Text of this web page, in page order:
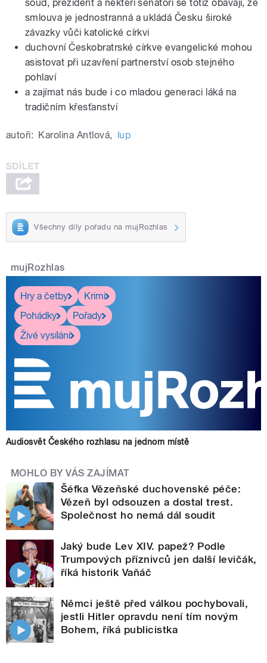
soud, prezident a někteří senátoři se totiž obávají, že
smlouva je jednostranná a ukládá Česku široké
závazky vůči katolické církvi
duchovní Českobratrské církve evangelické mohou
asistovat při uzavření partnerství osob stejného
pohlaví
a zajímat nás bude i co mladou generaci láká na
tradičním křesťanství
autoři: Karolina Antlová, lup
Všechny díly pořadu na mujRozhlas
mujRozhlas
Hry a četby
Krimi
Pohádky
Pořady
Živé vysílání
Audiosvět Českého rozhlasu na jednom místě
MOHLO BY VÁS ZAJÍMAT
Šéfka Vězeňské duchovenské péče:
Vězeň byl odsouzen a dostal trest.
Společnost ho nemá dál soudit
Jaký bude Lev XIV. papež? Podle
Trumpových příznivců jen další levičák,
říká historik Vaňáč
Němci ještě před válkou pochybovali,
jestli Hitler opravdu není tím novým
Bohem, říká publicistka